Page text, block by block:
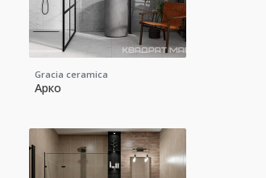
Gracia ceramica
Арко